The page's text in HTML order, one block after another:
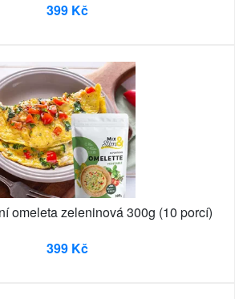
399 Kč
omeleta zeleninová 300g (10 porcí)
399 Kč